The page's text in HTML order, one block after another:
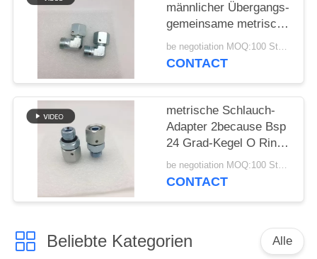
männlicher Übergangs-
gemeinsame metrische
Schlauch-Adapter JIC
NPT hydraulisch
be negotiation MOQ:100 Stücke
CONTACT
metrische Schlauch-
Adapter 2because Bsp
24 Grad-Kegel O Ring
Seal
be negotiation MOQ:100 Stücke
CONTACT
Beliebte Kategorien Alle